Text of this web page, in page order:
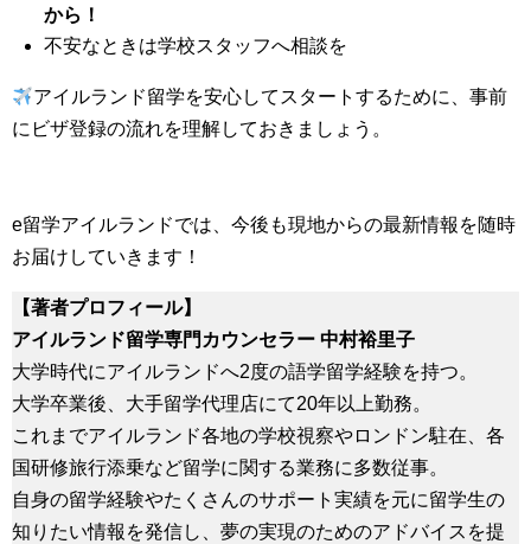
から！
不安なときは学校スタッフへ相談を
アイルランド留学を安心してスタートするために、事前
にビザ登録の流れを理解しておきましょう。
e留学アイルランドでは、今後も現地からの最新情報を随時
お届けしていきます！
【著者プロフィール】
アイルランド留学専門カウンセラー 中村裕里子
大学時代にアイルランドへ2度の語学留学経験を持つ。
大学卒業後、大手留学代理店にて20年以上勤務。
これまでアイルランド各地の学校視察やロンドン駐在、各
国研修旅行添乗など留学に関する業務に多数従事。
自身の留学経験やたくさんのサポート実績を元に留学生の
知りたい情報を発信し、夢の実現のためのアドバイスを提